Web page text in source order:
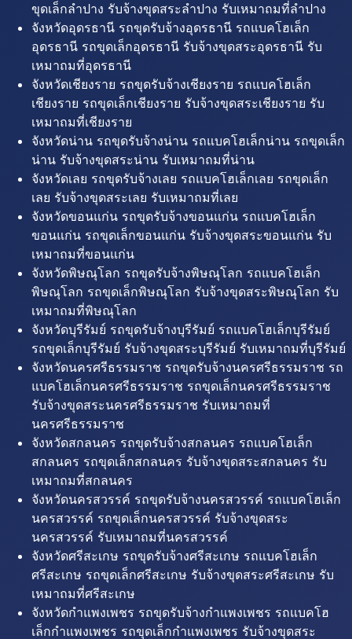
ขุดเล็กลำปาง รับจ้างขุดสระลำปาง รับเหมาถมที่ลำปาง
จังหวัดอุดรธานี รถขุดรับจ้างอุดรธานี รถแบคโฮเล็ก
อุดรธานี รถขุดเล็กอุดรธานี รับจ้างขุดสระอุดรธานี รับ
เหมาถมที่อุดรธานี
จังหวัดเชียงราย รถขุดรับจ้างเชียงราย รถแบคโฮเล็ก
เชียงราย รถขุดเล็กเชียงราย รับจ้างขุดสระเชียงราย รับ
เหมาถมที่เชียงราย
จังหวัดน่าน รถขุดรับจ้างน่าน รถแบคโฮเล็กน่าน รถขุดเล็ก
น่าน รับจ้างขุดสระน่าน รับเหมาถมที่น่าน
จังหวัดเลย รถขุดรับจ้างเลย รถแบคโฮเล็กเลย รถขุดเล็ก
เลย รับจ้างขุดสระเลย รับเหมาถมที่เลย
จังหวัดขอนแก่น รถขุดรับจ้างขอนแก่น รถแบคโฮเล็ก
ขอนแก่น รถขุดเล็กขอนแก่น รับจ้างขุดสระขอนแก่น รับ
เหมาถมที่ขอนแก่น
จังหวัดพิษณุโลก รถขุดรับจ้างพิษณุโลก รถแบคโฮเล็ก
พิษณุโลก รถขุดเล็กพิษณุโลก รับจ้างขุดสระพิษณุโลก รับ
เหมาถมที่พิษณุโลก
จังหวัดบุรีรัมย์ รถขุดรับจ้างบุรีรัมย์ รถแบคโฮเล็กบุรีรัมย์
รถขุดเล็กบุรีรัมย์ รับจ้างขุดสระบุรีรัมย์ รับเหมาถมที่บุรีรัมย์
จังหวัดนครศรีธรรมราช รถขุดรับจ้างนครศรีธรรมราช รถ
แบคโฮเล็กนครศรีธรรมราช รถขุดเล็กนครศรีธรรมราช
รับจ้างขุดสระนครศรีธรรมราช รับเหมาถมที่
นครศรีธรรมราช
จังหวัดสกลนคร รถขุดรับจ้างสกลนคร รถแบคโฮเล็ก
สกลนคร รถขุดเล็กสกลนคร รับจ้างขุดสระสกลนคร รับ
เหมาถมที่สกลนคร
จังหวัดนครสวรรค์ รถขุดรับจ้างนครสวรรค์ รถแบคโฮเล็ก
นครสวรรค์ รถขุดเล็กนครสวรรค์ รับจ้างขุดสระ
นครสวรรค์ รับเหมาถมที่นครสวรรค์
จังหวัดศรีสะเกษ รถขุดรับจ้างศรีสะเกษ รถแบคโฮเล็ก
ศรีสะเกษ รถขุดเล็กศรีสะเกษ รับจ้างขุดสระศรีสะเกษ รับ
เหมาถมที่ศรีสะเกษ
จังหวัดกำแพงเพชร รถขุดรับจ้างกำแพงเพชร รถแบคโฮ
เล็กกำแพงเพชร รถขุดเล็กกำแพงเพชร รับจ้างขุดสระ